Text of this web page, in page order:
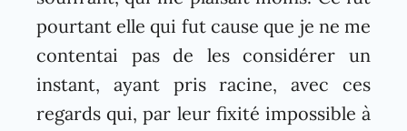
pourtant elle qui fut cause que je ne me
contentai pas de les considérer un
instant, ayant pris racine, avec ces
regards qui, par leur fixité impossible à